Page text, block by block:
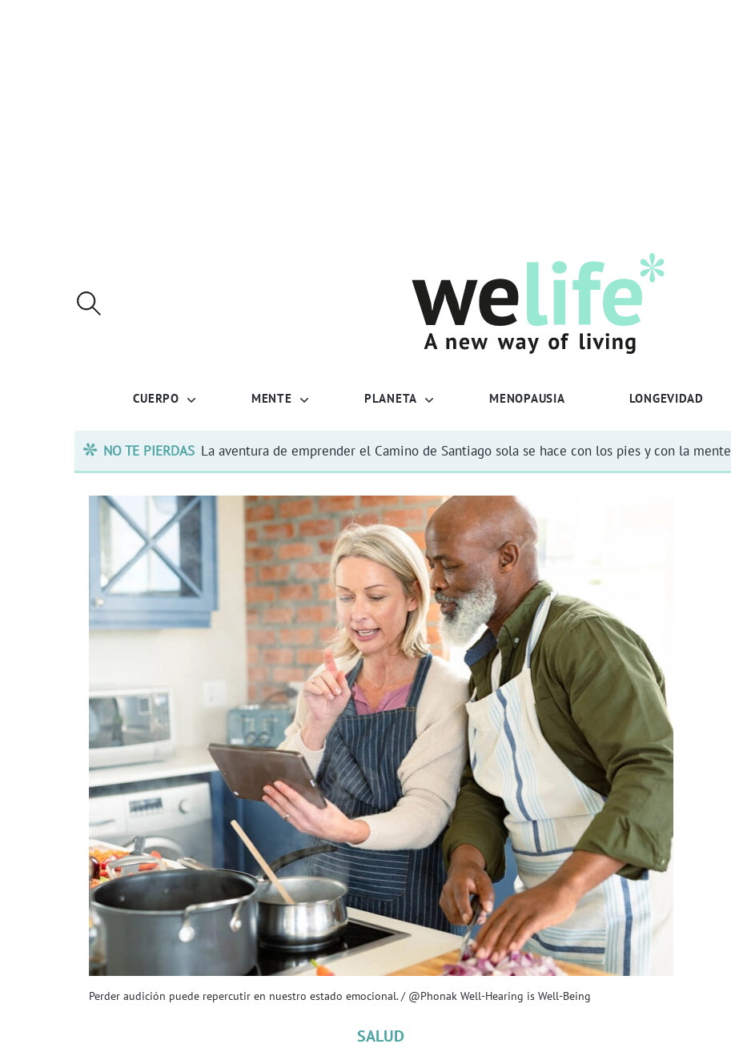
CUERPO MENTE PLANETA MENOPAUSIA LONGEVIDAD
NO TE PIERDAS La aventura de emprender el Camino de Santiago sola se hace con los pies y con la mente
Perder audición puede repercutir en nuestro estado emocional. / @Phonak Well-Hearing is Well-Being
SALUD